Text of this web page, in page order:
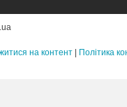
на контент
Політика